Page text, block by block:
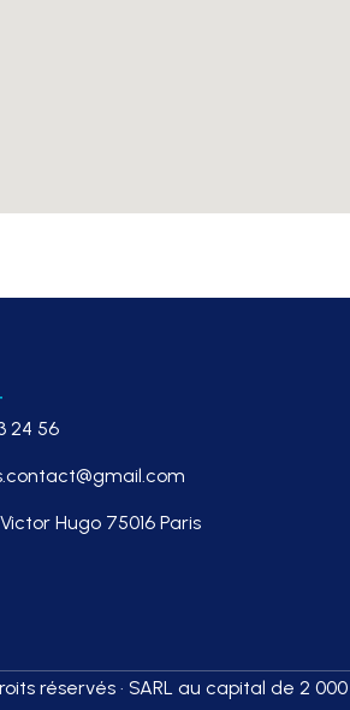
24 56
Victor Hugo 75016 Paris
réservés · SARL au capital de 2 000